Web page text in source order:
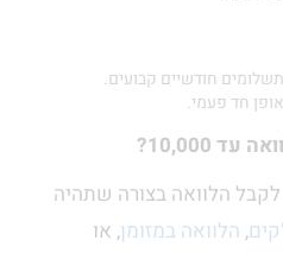
קבועים.
בצורה שתהיה
במזומן, או